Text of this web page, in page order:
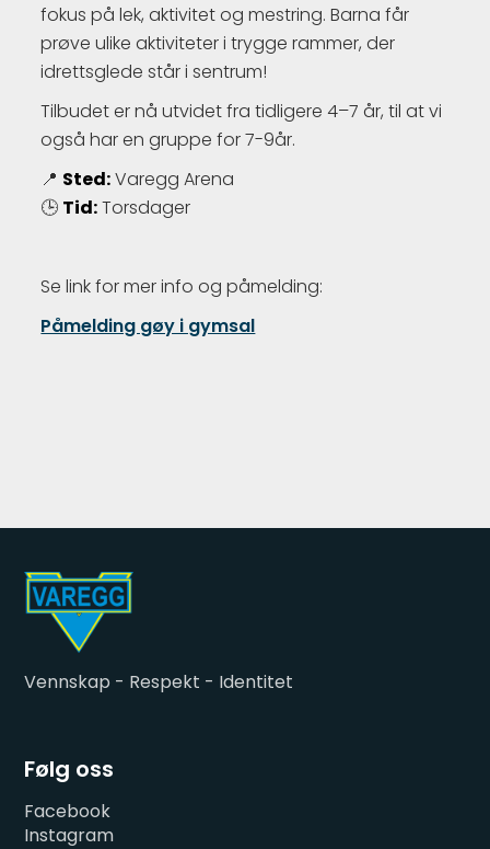
fokus på lek, aktivitet og mestring. Barna får
prøve ulike aktiviteter i trygge rammer, der
idrettsglede står i sentrum!
Tilbudet er nå utvidet fra tidligere 4–7 år, til at vi
også har en gruppe for 7-9år.
📍 Sted:Varegg Arena
🕒 Tid:Torsdager
Se link for mer info og påmelding:
Påmelding gøy i gymsal
Vennskap - Respekt - Identitet
Følg oss
Facebook
Instagram